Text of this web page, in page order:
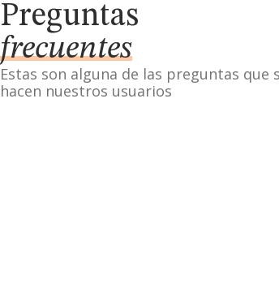
Preguntas
frecuentes
Estas son alguna de las preguntas que
hacen nuestros usuarios